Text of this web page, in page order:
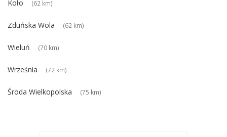
Koło (62 km)
Zduńska Wola (62 km)
Wieluń (70 km)
Września (72 km)
Środa Wielkopolska (75 km)